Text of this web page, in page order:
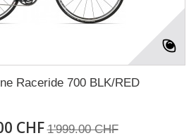
Raceride 700 BLK/RED
CHF 1'999.00 CHF